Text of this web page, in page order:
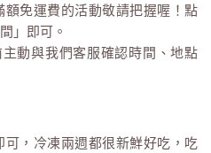
免運費的活動敬請把握喔！點
」即可。
動與我們客服確認時間、地點
可，冷凍兩週都很新鮮好吃，吃